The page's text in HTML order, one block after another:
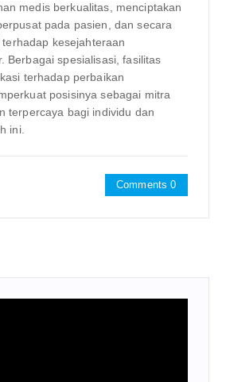
medis berkualitas, menciptakan
pada pasien, dan secara
kesejahteraan
Berbagai spesialisasi, fasilitas
terhadap perbaikan
posisinya sebagai mitra
terpercaya bagi individu dan
ini.
Comments 0